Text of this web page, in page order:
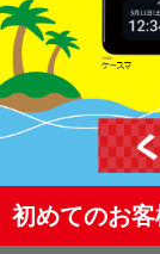
初めてのお